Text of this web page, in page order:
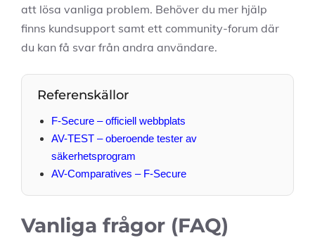
att lösa vanliga problem. Behöver du mer hjälp
finns kundsupport samt ett community-forum där
du kan få svar från andra användare.
Referenskällor
F-Secure – officiell webbplats
AV-TEST – oberoende tester av
säkerhetsprogram
AV-Comparatives – F-Secure
Vanliga frågor (FAQ)